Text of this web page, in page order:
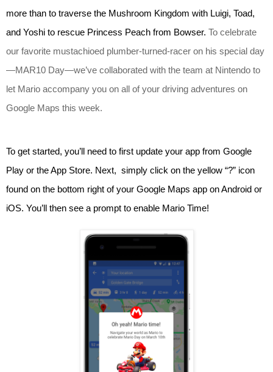
more than to traverse the Mushroom Kingdom with Luigi, Toad,
and Yoshi to rescue Princess Peach from Bowser. To celebrate
our favorite mustachioed plumber-turned-racer on his special day
—MAR10 Day—we’ve collaborated with the team at Nintendo to
let Mario accompany you on all of your driving adventures on
Google Maps this week.
To get started, you’ll need to first update your app from Google
Play or the App Store. Next,  simply click on the yellow “?” icon
found on the bottom right of your Google Maps app on Android or
iOS. You’ll then see a prompt to enable Mario Time!